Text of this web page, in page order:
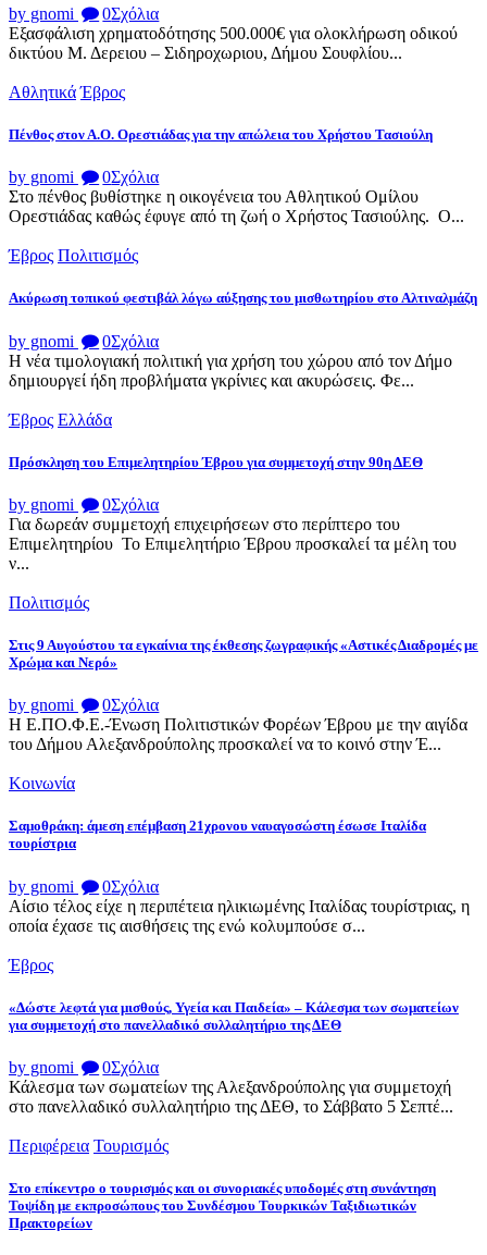
by gnomi 0Σχόλια
Εξασφάλιση χρηματοδότησης 500.000€ για ολοκλήρωση οδικού
δικτύου Μ. Δερειου – Σιδηροχωριου, Δήμου Σουφλίου...
Αθλητικά Έβρος
Πένθος στον Α.Ο. Ορεστιάδας για την απώλεια του Χρήστου Τασιούλη
by gnomi 0Σχόλια
Στο πένθος βυθίστηκε η οικογένεια του Αθλητικού Ομίλου
Ορεστιάδας καθώς έφυγε από τη ζωή ο Χρήστος Τασιούλης. Ο...
Έβρος Πολιτισμός
Ακύρωση τοπικού φεστιβάλ λόγω αύξησης του μισθωτηρίου στο Αλτιναλμάζη
by gnomi 0Σχόλια
Η νέα τιμολογιακή πολιτική για χρήση του χώρου από τον Δήμο
δημιουργεί ήδη προβλήματα γκρίνιες και ακυρώσεις. Φε...
Έβρος Ελλάδα
Πρόσκληση του Επιμελητηρίου Έβρου για συμμετοχή στην 90η ΔΕΘ
by gnomi 0Σχόλια
Για δωρεάν συμμετοχή επιχειρήσεων στο περίπτερο του
Επιμελητηρίου Το Επιμελητήριο Έβρου προσκαλεί τα μέλη του
ν...
Πολιτισμός
Στις 9 Αυγούστου τα εγκαίνια της έκθεσης ζωγραφικής «Αστικές Διαδρομές με
Χρώμα και Νερό»
by gnomi 0Σχόλια
Η Ε.ΠΟ.Φ.Ε.-Ένωση Πολιτιστικών Φορέων Έβρου με την αιγίδα
του Δήμου Αλεξανδρούπολης προσκαλεί να το κοινό στην Έ...
Κοινωνία
Σαμοθράκη: άμεση επέμβαση 21χρονου ναυαγοσώστη έσωσε Ιταλίδα
τουρίστρια
by gnomi 0Σχόλια
Αίσιο τέλος είχε η περιπέτεια ηλικιωμένης Ιταλίδας τουρίστριας, η
οποία έχασε τις αισθήσεις της ενώ κολυμπούσε σ...
Έβρος
«Δώστε λεφτά για μισθούς, Υγεία και Παιδεία» – Κάλεσμα των σωματείων
για συμμετοχή στο πανελλαδικό συλλαλητήριο της ΔΕΘ
by gnomi 0Σχόλια
Κάλεσμα των σωματείων της Αλεξανδρούπολης για συμμετοχή
στο πανελλαδικό συλλαλητήριο της ΔΕΘ, το Σάββατο 5 Σεπτέ...
Περιφέρεια Τουρισμός
Στο επίκεντρο ο τουρισμός και οι συνοριακές υποδομές στη συνάντηση
Τοψίδη με εκπροσώπους του Συνδέσμου Τουρκικών Ταξιδιωτικών
Πρακτορείων